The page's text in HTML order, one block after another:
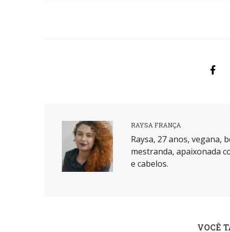
RAYSA FRANÇA
Raysa, 27 anos, vegana,
mestranda, apaixonada
e cabelos.
VOCÊ